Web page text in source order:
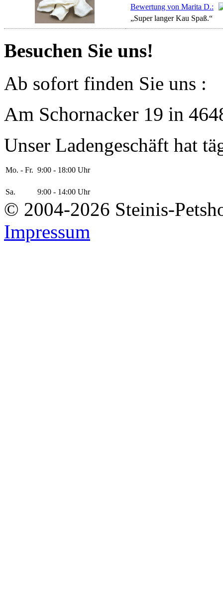
Bewertung von Marita D.:
„Super langer Kau Spaß.“
Besuchen Sie uns!
Ab sofort finden Sie uns :
Am Schornacker 19 in
Unser Ladengeschäft hat
Mo. - Fr. 9:00 - 18:00 Uhr
Sa. 9:00 - 14:00 Uhr
© 2004-2026 Steinis-
Impressum